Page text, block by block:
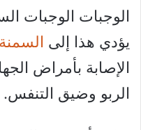
الوجبات الوجبات
يؤدي هذا إلى السمنة
الإصابة بأمراض
الربو وضيق التنفس.